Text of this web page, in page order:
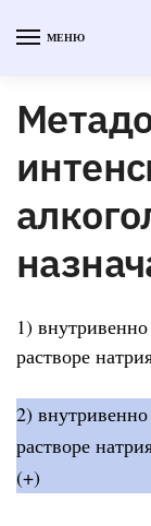
МЕНЮ
1)
растворе
2)
растворе
(+)